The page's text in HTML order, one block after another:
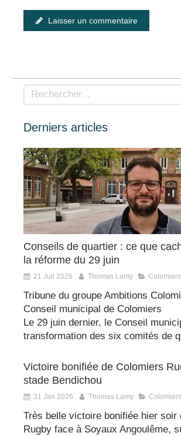
Laisser un commentaire
Rechercher
Derniers articles
Conseils de quartier : ce que
la réforme du 29 juin
21 Juil 2026 Thomas Lamy Colomiers
Tribune du groupe Ambitions
Conseil municipal de Colomiers
Le 29 juin dernier, le Conseil
transformation des six comités de
Victoire bonifiée de Colomiers
stade Bendichou
31 Jan 2026 Thomas Lamy Colomiers
Très belle victoire bonifiée hier soir
Rugby face à Soyaux Angoulême,